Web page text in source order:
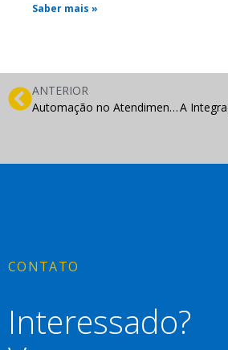
Saber mais »
ANTERIOR
Automação no Atendimento ao Cliente: Reduza Tempo de Resposta e Aumente a Satisfação
CONTATO
Interessado?